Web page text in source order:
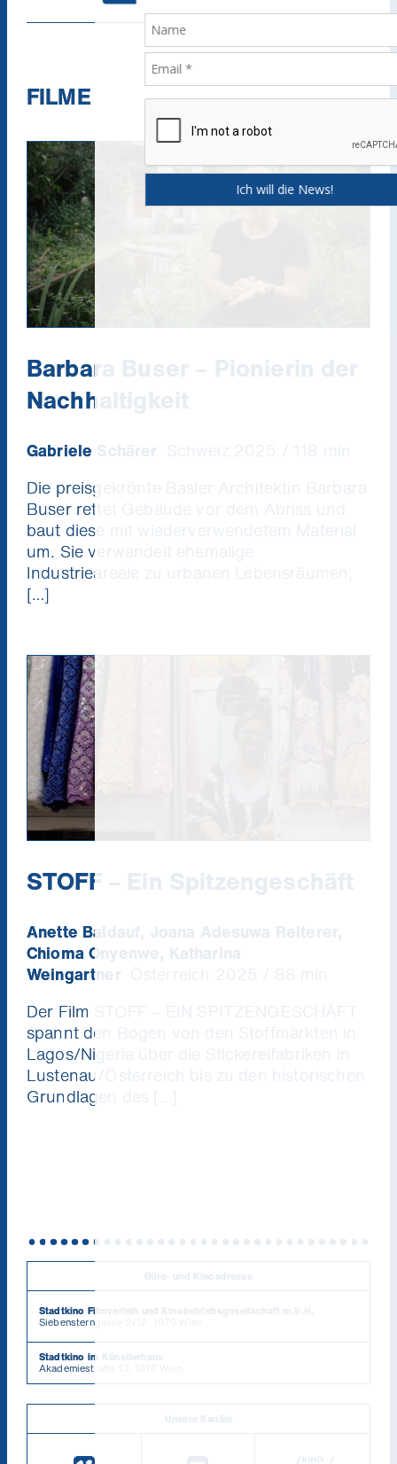
FILME
Barbara Buser – Pionierin der
Nachhaltigkeit
Gabriele Schärer
Die preisgekrönte Basler Architektin Barbara
Buser rettet Gebäude vor dem Abriss und
baut diese mit wiederverwendetem Material
um. Sie verwandelt ehemalige
Industrieareale zu urbanen Lebensräumen,
[…]
STOFF – Ein Spitzengeschäft
Anette Baldauf, Joana Adesuwa Reiterer,
Chioma Onyenwe, Katharina
Weingartner
Der Film STOFF – EIN SPITZENGESCHÄFT
spannt den Bogen von den Stoffmärkten in
Lagos/Nigeria über die Stickereifabriken in
Lustenau/Österreich bis zu den historischen
Grundlagen des […]
Stadtkino Filmverleih und Kinobetriebsgesellschaft m.b.H.
Siebensterngasse 2/12, 1070 Wien
Stadtkino im Künstlerhaus
Akademiestraße 13, 1010 Wien